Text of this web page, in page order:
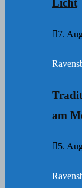
Licht
7.
am
5.